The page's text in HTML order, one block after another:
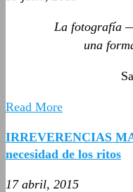
La fotografía
una
Read More
IRREVERENCIAS
necesidad de los ritos
17 abril, 2015